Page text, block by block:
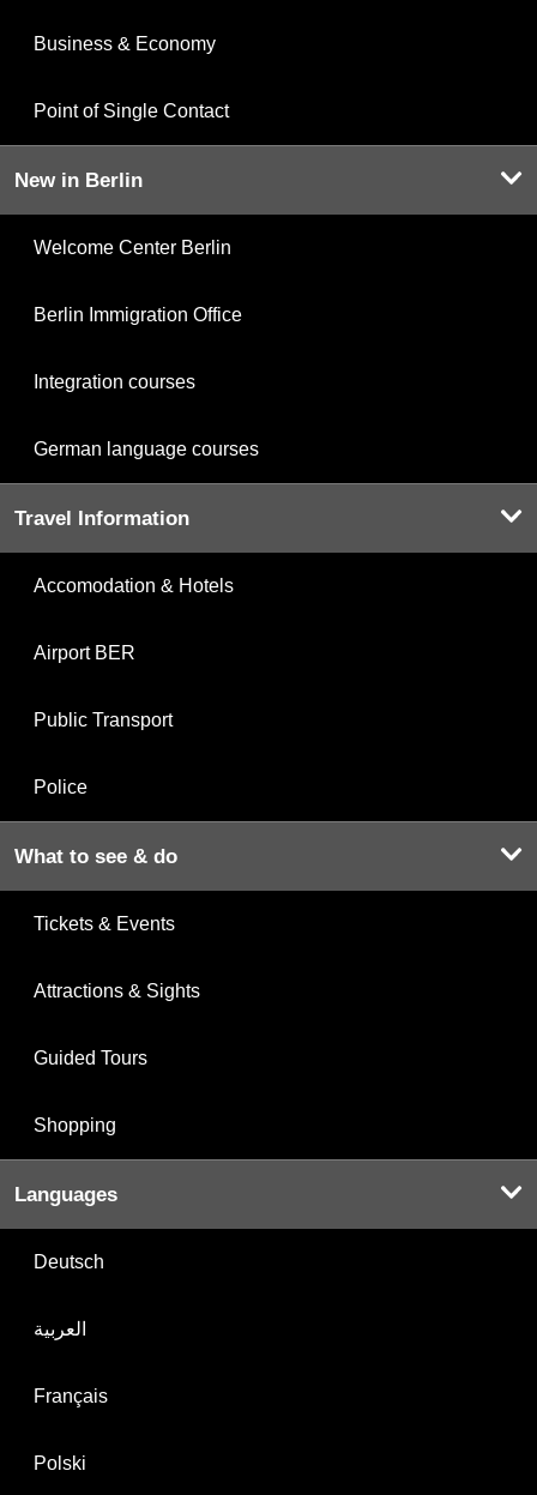
Business & Economy
Point of Single Contact
New in Berlin
Welcome Center Berlin
Berlin Immigration Office
Integration courses
German language courses
Travel Information
Accomodation & Hotels
Airport BER
Public Transport
Police
What to see & do
Tickets & Events
Attractions & Sights
Guided Tours
Shopping
Languages
Deutsch
العربية
Français
Polski